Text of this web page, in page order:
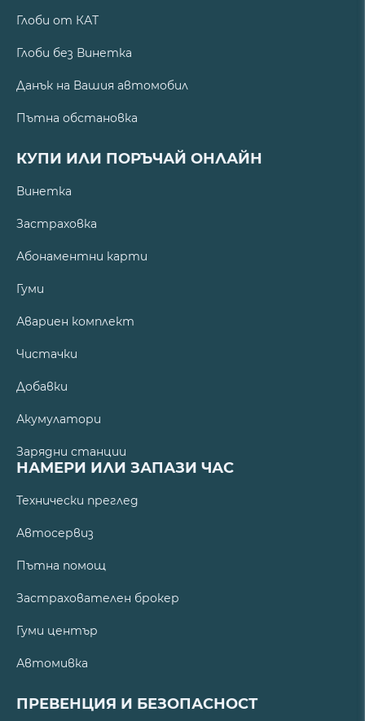
Глоби от КАТ
Глоби без Винетка
Данък на Вашия автомобил
Пътна обстановка
КУПИ ИЛИ ПОРЪЧАЙ ОНЛАЙН
Винетка
Застраховка
Абонаментни карти
Гуми
Авариен комплект
Чистачки
Добавки
Акумулатори
Зарядни станции
НАМЕРИ ИЛИ ЗАПАЗИ ЧАС
Технически преглед
Автосервиз
Пътна помощ
Застрахователен брокер
Гуми център
Автомивка
ПРЕВЕНЦИЯ И БЕЗОПАСНОСТ